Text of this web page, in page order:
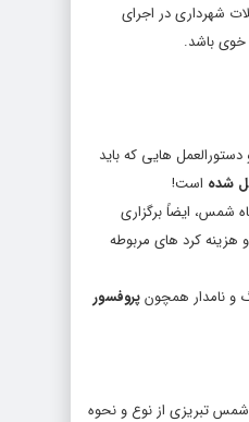
شهرداری در اجرای
خوی باشد.
هایی که باید
شده است!
شمس، ایضاً برگزاری
کرد های مربوطه
و نامدار همچونپروفسور
تبریزی از نوع و نحوه